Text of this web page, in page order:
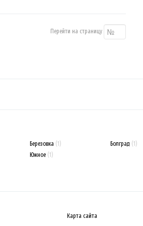
Перейти на страницу
Березовка (1)
Южное (1)
Болград (1)
Карта сайта